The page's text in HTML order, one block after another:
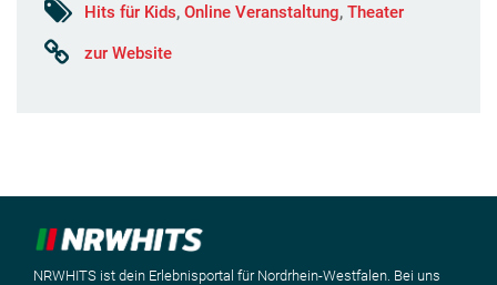
Hits für Kids, Online Veranstaltung, Theater
zur Website
NRWHITS ist dein Erlebnisportal für Nordrhein-Westfalen. Bei uns